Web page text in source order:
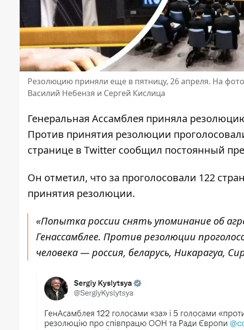
Резолюцию приняли еще в пятницу, 26 апреля. На
Василий Небензя и Сергей Кислица
Генеральная Ассамблея приняла
Против принятия резолюции
странице в Twitter сообщил постоянный
Он отметил, что за проголосовали 122
принятия резолюции.
«Попытка россии снять упоминание об
Генассамблее. Против резолюции
человека — россия, беларусь, Никарагуа,